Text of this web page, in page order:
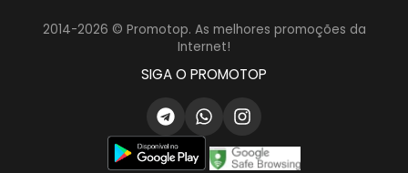
2014-2026 © Promotop. As melhores promoções da
Internet!
SIGA O PROMOTOP